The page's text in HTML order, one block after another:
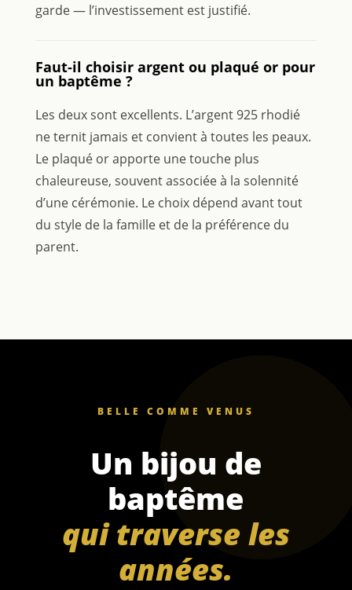
garde — l’investissement est justifié.
Faut-il choisir argent ou plaqué or pour
un baptême ?
Les deux sont excellents. L’argent 925 rhodié
ne ternit jamais et convient à toutes les peaux.
Le plaqué or apporte une touche plus
chaleureuse, souvent associée à la solennité
d’une cérémonie. Le choix dépend avant tout
du style de la famille et de la préférence du
parent.
BELLE COMME VENUS
Un bijou de
baptême
qui traverse les
années.